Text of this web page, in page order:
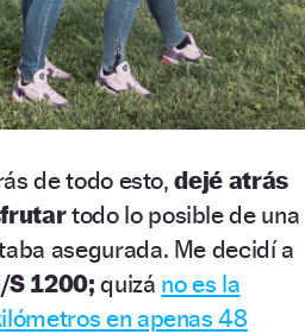
de todo esto,dejé atrás
todo lo posible de una
asegurada. Me decidí a
S 1200;quizá no es la
en apenas 48